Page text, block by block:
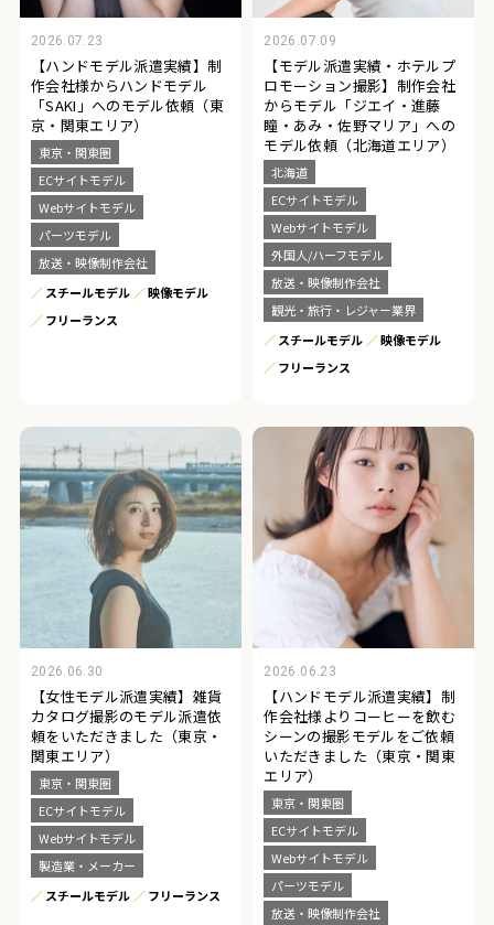
2026.07.23
【ハンドモデル派遣実績】制
作会社様からハンドモデル
「SAKI」へのモデル依頼（東
京・関東エリア）
東京・関東圏
ECサイトモデル
Webサイトモデル
パーツモデル
放送・映像制作会社
スチールモデル
映像モデル
フリーランス
2026.07.09
【モデル派遣実績・ホテルプ
ロモーション撮影】制作会社
からモデル「ジエイ・進藤
瞳・あみ・佐野マリア」への
モデル依頼（北海道エリア）
北海道
ECサイトモデル
Webサイトモデル
外国人/ハーフモデル
放送・映像制作会社
観光・旅行・レジャー業界
スチールモデル
映像モデル
フリーランス
2026.06.30
【女性モデル派遣実績】雑貨
カタログ撮影のモデル派遣依
頼をいただきました（東京・
関東エリア）
東京・関東圏
ECサイトモデル
Webサイトモデル
製造業・メーカー
スチールモデル
フリーランス
2026.06.23
【ハンドモデル派遣実績】制
作会社様よりコーヒーを飲む
シーンの撮影モデルをご依頼
いただきました（東京・関東
エリア）
東京・関東圏
ECサイトモデル
Webサイトモデル
パーツモデル
放送・映像制作会社